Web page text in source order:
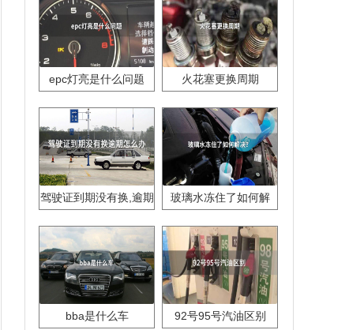
epc灯亮是什么问题 火花塞更换周期
驾驶证到期没有换,逾期
玻璃水冻住了如何解
bba是什么车 92号95号汽油区别